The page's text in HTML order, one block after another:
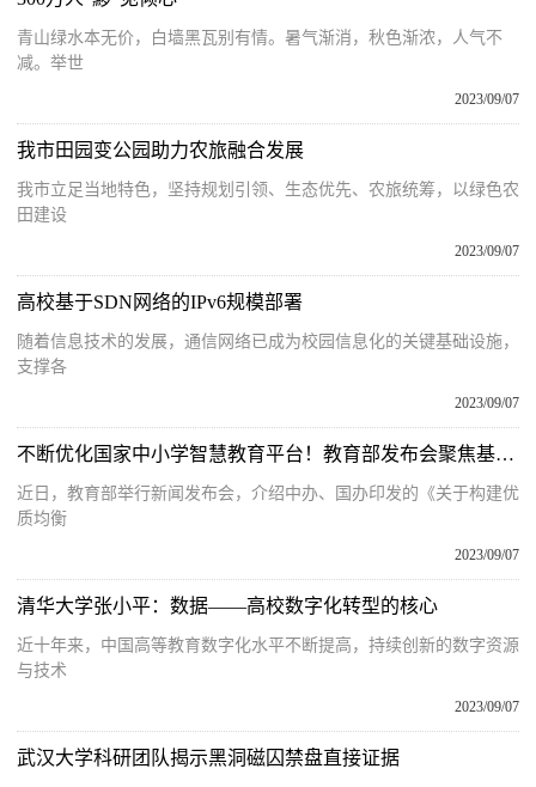
青山绿水本无价，白墙黑瓦别有情。暑气渐消，秋色渐浓，人气不
减。举世
2023/09/07
我市田园变公园助力农旅融合发展
我市立足当地特色，坚持规划引领、生态优先、农旅统筹，以绿色农
田建设
2023/09/07
高校基于SDN网络的IPv6规模部署
随着信息技术的发展，通信网络已成为校园信息化的关键基础设施，
支撑各
2023/09/07
不断优化国家中小学智慧教育平台！教育部发布会聚焦基础教育扩优提质
近日，教育部举行新闻发布会，介绍中办、国办印发的《关于构建优
质均衡
2023/09/07
清华大学张小平：数据——高校数字化转型的核心
近十年来，中国高等教育数字化水平不断提高，持续创新的数字资源
与技术
2023/09/07
武汉大学科研团队揭示黑洞磁囚禁盘直接证据